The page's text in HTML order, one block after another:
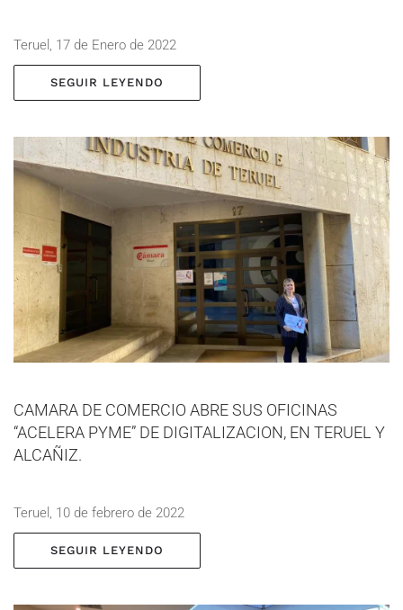
Teruel, 17 de Enero de 2022
SEGUIR LEYENDO
CAMARA DE COMERCIO ABRE SUS OFICINAS
“ACELERA PYME” DE DIGITALIZACION, EN TERUEL Y
ALCAÑIZ.
Teruel, 10 de febrero de 2022
SEGUIR LEYENDO